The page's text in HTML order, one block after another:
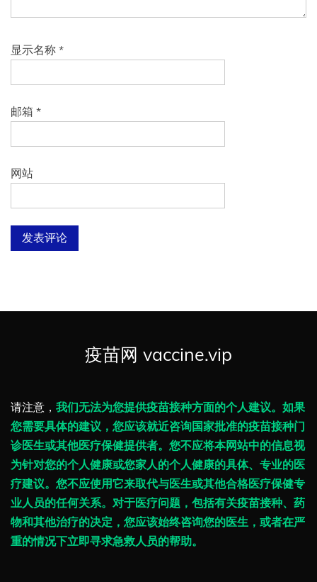
显示名称 *
邮箱 *
网站
疫苗网 vaccine.vip
请注意， 我们无法为您提供疫苗接种方面的个人建议。如果
您需要具体的建议，您应该就近咨询国家批准的疫苗接种门
诊医生或其他医疗保健提供者。您不应将本网站中的信息视
为针对您的个人健康或您家人的个人健康的具体、专业的医
疗建议。您不应使用它来取代与医生或其他合格医疗保健专
业人员的任何关系。对于医疗问题，包括有关疫苗接种、药
物和其他治疗的决定，您应该始终咨询您的医生，或者在严
重的情况下立即寻求急救人员的帮助。